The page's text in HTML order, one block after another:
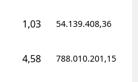
1,03 54.139.408,36
4,58 788.010.201,15